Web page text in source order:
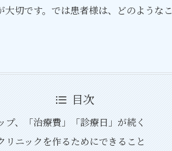
切です。では患者様は、どのような
目次
プ、「治療費」「診療日」が続く
リニックを作るためにできること